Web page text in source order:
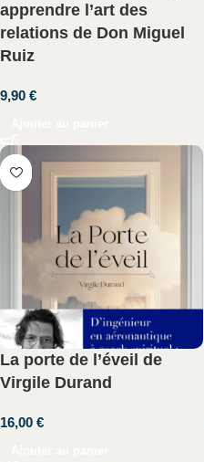
apprendre l’art des
relations de Don Miguel
Ruiz
9,90 €
La porte de l’éveil de
Virgile Durand
16,00 €